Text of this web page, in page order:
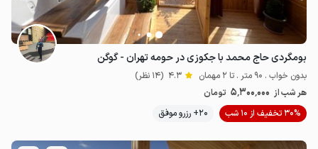
بومگردی حاج محمد با جکوزی در حومه تهران - گوگن
بدون خواب . 90 متر . تا 2 مهمان 4.3 (14 نظر)
هر شب از 5٬300٬000 تومان
30% تخفیف از 10 شب
20+ رزرو موفق